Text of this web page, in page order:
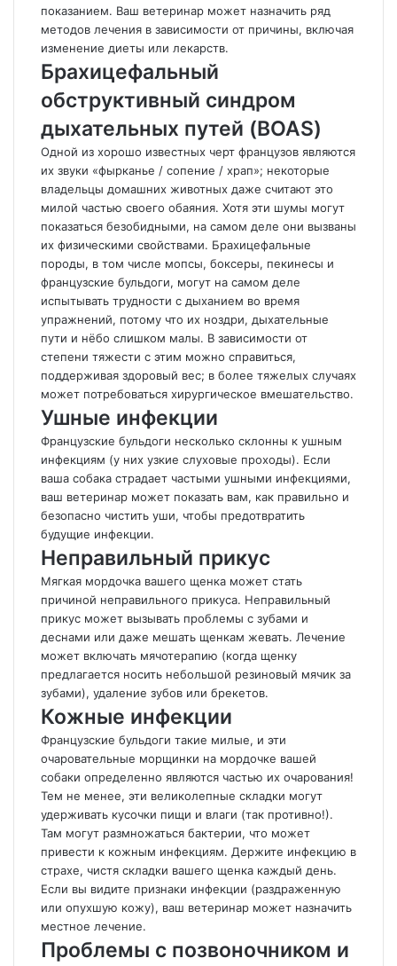
показанием. Ваш ветеринар может назначить ряд
методов лечения в зависимости от причины, включая
изменение диеты или лекарств.
Брахицефальный
обструктивный синдром
дыхательных путей (BOAS)
Одной из хорошо известных черт французов являются
их звуки «фырканье / сопение / храп»; некоторые
владельцы домашних животных даже считают это
милой частью своего обаяния. Хотя эти шумы могут
показаться безобидными, на самом деле они вызваны
их физическими свойствами. Брахицефальные
породы, в том числе мопсы, боксеры, пекинесы и
французские бульдоги, могут на самом деле
испытывать трудности с дыханием во время
упражнений, потому что их ноздри, дыхательные
пути и нёбо слишком малы. В зависимости от
степени тяжести с этим можно справиться,
поддерживая здоровый вес; в более тяжелых случаях
может потребоваться хирургическое вмешательство.
Ушные инфекции
Французские бульдоги несколько склонны к ушным
инфекциям (у них узкие слуховые проходы). Если
ваша собака страдает частыми ушными инфекциями,
ваш ветеринар может показать вам, как правильно и
безопасно чистить уши, чтобы предотвратить
будущие инфекции.
Неправильный прикус
Мягкая мордочка вашего щенка может стать
причиной неправильного прикуса. Неправильный
прикус может вызывать проблемы с зубами и
деснами или даже мешать щенкам жевать. Лечение
может включать мячотерапию (когда щенку
предлагается носить небольшой резиновый мячик за
зубами), удаление зубов или брекетов.
Кожные инфекции
Французские бульдоги такие милые, и эти
очаровательные морщинки на мордочке вашей
собаки определенно являются частью их очарования!
Тем не менее, эти великолепные складки могут
удерживать кусочки пищи и влаги (так противно!).
Там могут размножаться бактерии, что может
привести к кожным инфекциям. Держите инфекцию в
страхе, чистя складки вашего щенка каждый день.
Если вы видите признаки инфекции (раздраженную
или опухшую кожу), ваш ветеринар может назначить
местное лечение.
Проблемы с позвоночником и